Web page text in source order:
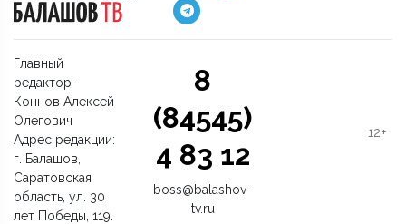
Главный
редактор -
Коннов Алексей
Олегович
Адрес редакции:
г. Балашов,
Саратовская
область, ул. 30
лет Победы, 119.
8
(84545)
4 83 12
boss@balashov-
tv.ru
12+